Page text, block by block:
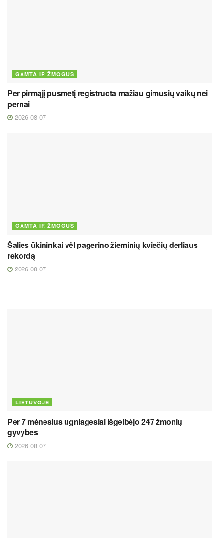
GAMTA IR ŽMOGUS
Per pirmąjį pusmetį registruota mažiau gimusių vaikų nei
pernai
2026 08 07
GAMTA IR ŽMOGUS
Šalies ūkininkai vėl pagerino žieminių kviečių derliaus
rekordą
2026 08 07
LIETUVOJE
Per 7 mėnesius ugniagesiai išgelbėjo 247 žmonių
gyvybes
2026 08 07